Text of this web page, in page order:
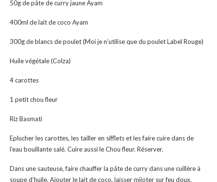
50g de pâte de curry jaune Ayam
400ml de lait de coco Ayam
300g de blancs de poulet (Moi je n’utilise que du poulet Label Rouge)
Huile végétale (Colza)
4 carottes
1 petit chou fleur
Riz Basmati
Eplucher les carottes, les tailler en sifflets et les faire cuire dans de
l’eau bouillante salé. Cuire aussi le Chou fleur. Réserver.
Dans une sauteuse, faire chauffer la pâte de curry dans une cuillère à
soupe d’huile. Ajouter le lait de coco, laisser mijoter sur feu doux.